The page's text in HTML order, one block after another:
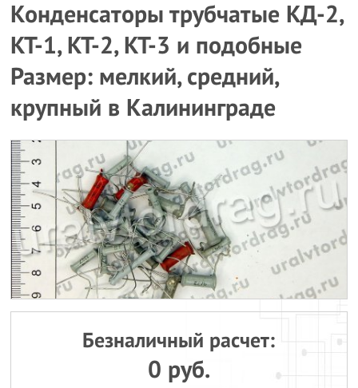
Конденсаторы трубчатые КД-2,
КТ-1, КТ-2, КТ-3 и подобные
Размер: мелкий, средний,
крупный в Калининграде
Безналичный расчет:
0 руб.